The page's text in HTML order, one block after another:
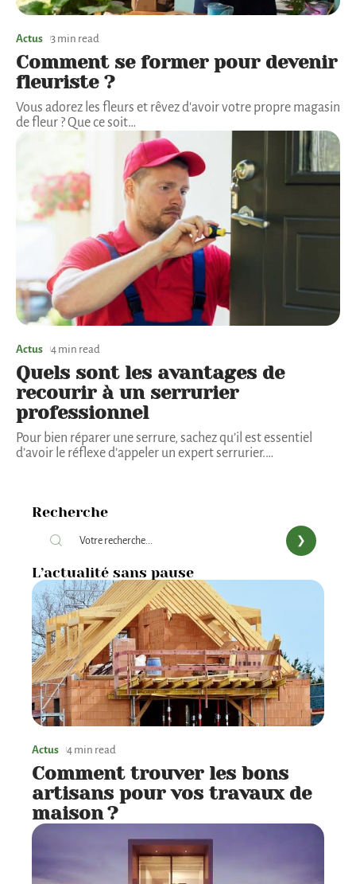
Actus 3 min read
Comment se former pour devenir
fleuriste ?
Vous adorez les fleurs et rêvez d'avoir votre propre magasin
de fleur ? Que ce soit…
Actus 4 min read
Quels sont les avantages de
recourir à un serrurier
professionnel
Pour bien réparer une serrure, sachez qu’il est essentiel
d’avoir le réflexe d’appeler un expert serrurier.…
Recherche
L’actualité sans pause
Actus 4 min read
Comment trouver les bons
artisans pour vos travaux de
maison ?